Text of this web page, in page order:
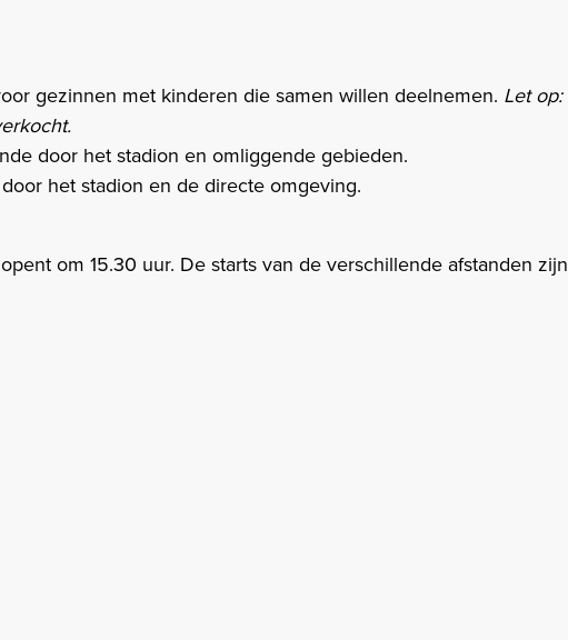
gezinnen met kinderen die samen willen deelnemen. Let op:
door het stadion en omliggende gebieden.
het stadion en de directe omgeving.​
om 15.30 uur. De starts van de verschillende afstanden zijn